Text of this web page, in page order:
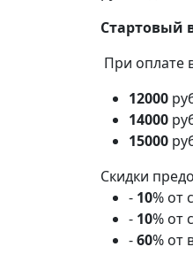
Стартовый
При оплате
12000
14000
15000
Скидки
- 10% от
- 10% от
-60% от